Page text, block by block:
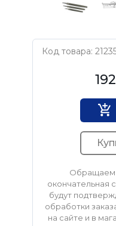
Код товара:
Обращаем
окончательная
будут
обработки
на сайте и в